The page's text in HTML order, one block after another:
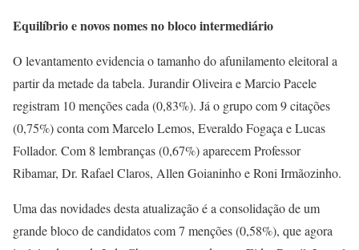
Equilíbrio e novos nomes no bloco intermediário
O levantamento evidencia o tamanho do afunilamento eleitoral a
partir da metade da tabela. Jurandir Oliveira e Marcio Pacele
registram 10 menções cada (0,83%). Já o grupo com 9 citações
(0,75%) conta com Marcelo Lemos, Everaldo Fogaça e Lucas
Follador. Com 8 lembranças (0,67%) aparecem Professor
Ribamar, Dr. Rafael Claros, Allen Goianinho e Roni Irmãozinho.
Uma das novidades desta atualização é a consolidação de um
grande bloco de candidatos com 7 menções (0,58%), que agora